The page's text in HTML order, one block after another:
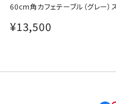
60cm角カフェテーブル（グレー）
¥13,500